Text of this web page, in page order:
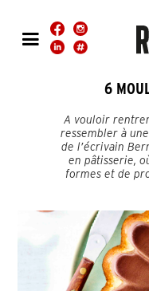
6
A vouloir
ressembler à
de l’écrivain
en pâtisserie,
formes et de